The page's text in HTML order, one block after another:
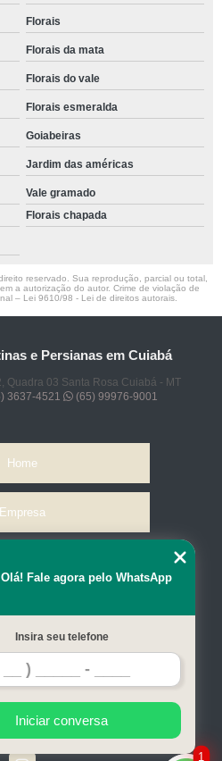
Florais
Florais da mata
Florais do vale
Florais esmeralda
Goiabeiras
Jardim das américas
Vale gramado
Florais chapada
reservado. Sua reprodução, parcial ou total,
a autorização do autor. Crime de violação de
– Lei 9610/98 - Lei de direitos autorais
e Persianas em Cuiabá
Quadra 03 Santa Rosa Cuiabá - MT
3637-4521 (65) 99976-9001
Home
Empresa
Contato
1
Olá! Fale agora pelo WhatsApp
Insira seu telefone
Iniciar conversa